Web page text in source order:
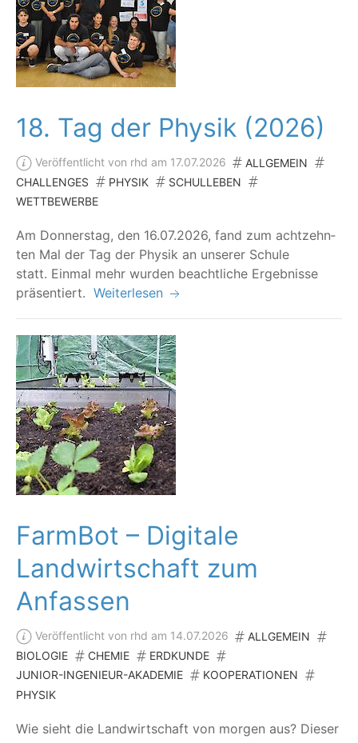
18. Tag der Physik (2026)
Veröffentlicht von rhd am 17.07.2026
ALLGEMEIN
CHALLENGES
PHYSIK
SCHULLEBEN
WETTBEWERBE
Am Don­ners­tag, den 16.07.2026, fand zum acht­zehn­
ten Mal der Tag der Phy­sik an unse­rer Schu­le
statt. Ein­mal mehr wur­den beacht­li­che Ergeb­nis­se
präsentiert. Weiterlesen
FarmBot – Digitale
Landwirtschaft zum
Anfassen
Veröffentlicht von rhd am 14.07.2026
ALLGEMEIN
BIOLOGIE
CHEMIE
ERDKUNDE
JUNIOR-INGENIEUR-AKADEMIE
KOOPERATIONEN
PHYSIK
Wie sieht die Land­wirt­schaft von mor­gen aus? Die­ser